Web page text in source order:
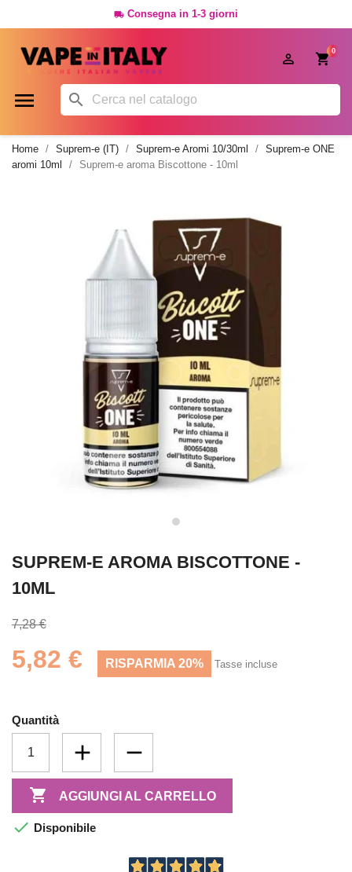
 Consegna in 1-3 giorni
0

 
Home Suprem-e (IT) Suprem-e Aromi 10/30ml
Suprem-e ONE
aromi 10ml
Suprem-e aroma Biscottone - 10ml
SUPREM-E AROMA BISCOTTONE -
10ML
7,28 €
5,82 € RISPARMIA 20% Tasse incluse
Quantità
 AGGIUNGI AL CARRELLO
 Disponibile